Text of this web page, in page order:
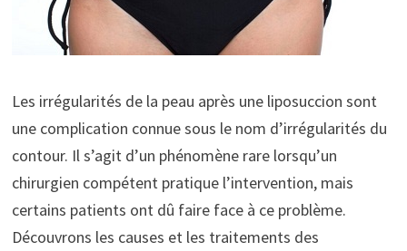
Les irrégularités de la peau après une liposuccion sont
une complication connue sous le nom d’irrégularités du
contour. Il s’agit d’un phénomène rare lorsqu’un
chirurgien compétent pratique l’intervention, mais
certains patients ont dû faire face à ce problème.
Découvrons les causes et les traitements des